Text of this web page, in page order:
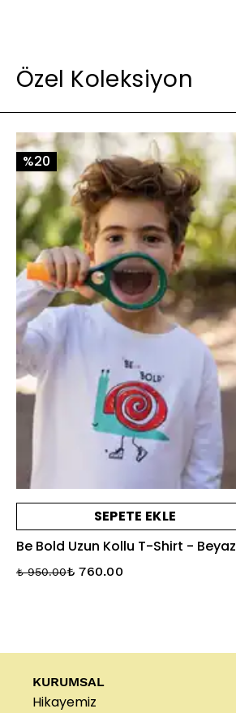
Özel Koleksiyon
%20
SEPETE EKLE
Be Bold Uzun Kollu T-Shirt - Beyaz
₺ 950.00₺ 760.00
KURUMSAL
Hikayemiz